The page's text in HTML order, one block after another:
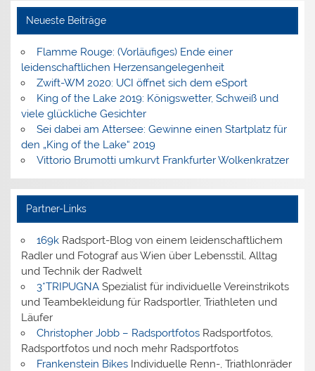
Neueste Beiträge
Flamme Rouge: (Vorläufiges) Ende einer
leidenschaftlichen Herzensangelegenheit
Zwift-WM 2020: UCI öffnet sich dem eSport
King of the Lake 2019: Königswetter, Schweiß und
viele glückliche Gesichter
Sei dabei am Attersee: Gewinne einen Startplatz für
den „King of the Lake“ 2019
Vittorio Brumotti umkurvt Frankfurter Wolkenkratzer
Partner-Links
169kRadsport-Blog von einem leidenschaftlichem
Radler und Fotograf aus Wien über Lebensstil, Alltag
und Technik der Radwelt
3*TRIPUGNASpezialist für individuelle Vereinstrikots
und Teambekleidung für Radsportler, Triathleten und
Läufer
Christopher Jobb – RadsportfotosRadsportfotos,
Radsportfotos und noch mehr Radsportfotos
Frankenstein BikesIndividuelle Renn-, Triathlonräder